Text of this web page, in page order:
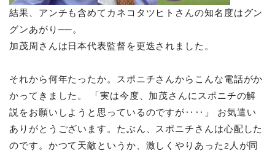
結果、アンチも含めてカネコタツヒトさんの知名度はグン
グンあがり──。
加茂周さんは日本代表監督を更迭されました。
それから何年たったか。スポニチさんからこんな電話がか
かってきました。 「実は今度、加茂さんにスポニチの解
説をお願いしようと思っているのですが‥‥」 お気遣い
ありがとうございます。たぶん、スポニチさんは心配した
のです。かつて天敵というか、激しくやりあった2人が同